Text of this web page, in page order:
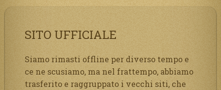
SITO UFFICIALE
Siamo rimasti offline per diverso tempo e
ce ne scusiamo, ma nel frattempo, abbiamo
trasferito e raggruppato i vecchi siti, che